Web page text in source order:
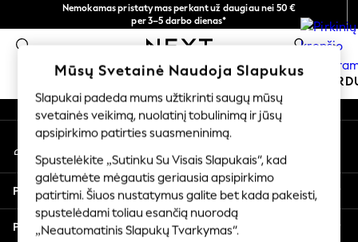
Nemokamas pristatymas perkant už daugiau nei 50 €
per 3–5 darbo dienas*
Dabar galite apsipirkti lietuvių kalba!
0
MOKYKLINĖ APRANGA ŠVENTINĖ
SCHOOLWEAR
All Boys Schoolwear
Shoes
Trousers
Shorts
Shirts
Polo Shirts
An error occurred on client
Mūsų socialiniai tinklai
Mano paskyra
Prisijunkite prie savo paskyros
Pagalba
Privatumas ir teisinė informacija
Mūsų Svetainė Naudoja Slapukus
Slapukai padeda mums užtikrinti saugų mūsų
svetainės veikimą, nuolatinį tobulinimą ir jūsų
apsipirkimo patirties suasmeninimą.
Spustelėkite „Sutinku Su Visais Slapukais“, kad
galėtumėte mėgautis geriausia apsipirkimo
patirtimi. Šiuos nustatymus galite bet kada pakeisti,
spustelėdami toliau esančią nuorodą
„Neautomatinis Slapukų Tvarkymas“.